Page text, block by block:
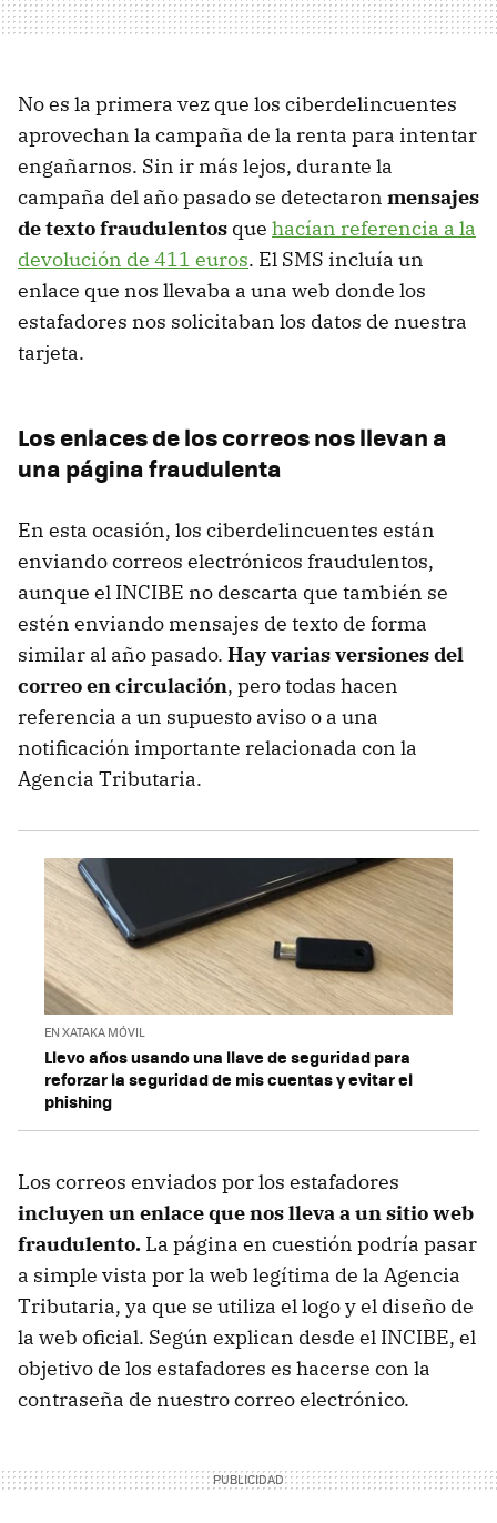
No es la primera vez que los ciberdelincuentes
aprovechan la campaña de la renta para intentar
engañarnos. Sin ir más lejos, durante la
campaña del año pasado se detectaron mensajes
de texto fraudulentos que hacían referencia a la
devolución de 411 euros. El SMS incluía un
enlace que nos llevaba a una web donde los
estafadores nos solicitaban los datos de nuestra
tarjeta.
Los enlaces de los correos nos llevan a
una página fraudulenta
En esta ocasión, los ciberdelincuentes están
enviando correos electrónicos fraudulentos,
aunque el INCIBE no descarta que también se
estén enviando mensajes de texto de forma
similar al año pasado. Hay varias versiones del
correo en circulación, pero todas hacen
referencia a un supuesto aviso o a una
notificación importante relacionada con la
Agencia Tributaria.
EN XATAKA MÓVIL
Llevo años usando una llave de seguridad para
reforzar la seguridad de mis cuentas y evitar el
phishing
Los correos enviados por los estafadores
incluyen un enlace que nos lleva a un sitio web
fraudulento. La página en cuestión podría pasar
a simple vista por la web legítima de la Agencia
Tributaria, ya que se utiliza el logo y el diseño de
la web oficial. Según explican desde el INCIBE, el
objetivo de los estafadores es hacerse con la
contraseña de nuestro correo electrónico.